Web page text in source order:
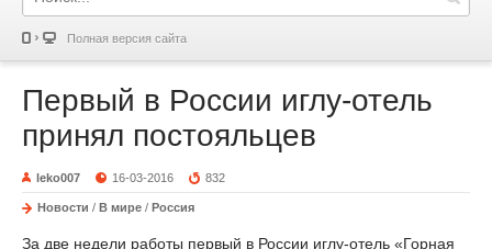
Полная версия сайта
Первый в России иглу-отель
принял постояльцев
leko007 16-03-2016 832
Новости / В мире / Россия
За две недели работы первый в России иглу-отель «Горная